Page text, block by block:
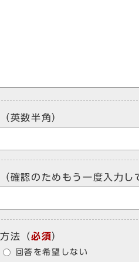
英数半角）
確認のためもう一度入力し
法 （必須）
回答を希望しない